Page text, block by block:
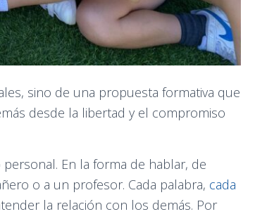
sino de una propuesta formativa que
desde la libertad y el compromiso
En la forma de hablar, de
o a un profesor. Cada palabra, cada
la relación con los demás. Por